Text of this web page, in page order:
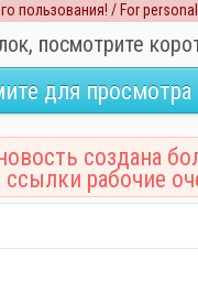
пользования! / For
посмотрите
для просмотра
создана
рабочие